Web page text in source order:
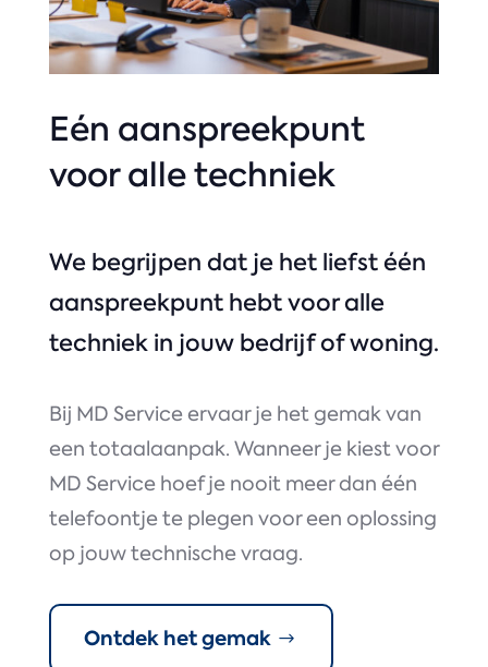
Eén aanspreekpunt
voor alle techniek
We begrijpen dat je het liefst één
aanspreekpunt hebt voor alle
techniek in jouw bedrijf of woning.
Bij MD Service ervaar je het gemak van
een totaalaanpak. Wanneer je kiest voor
MD Service hoef je nooit meer dan één
telefoontje te plegen voor een oplossing
op jouw technische vraag.
Ontdek het gemak